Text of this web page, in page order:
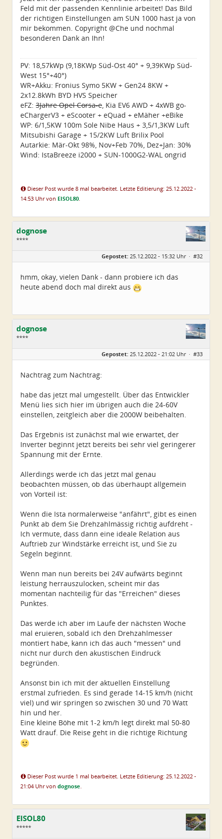
Feld mit der passenden Kennlinie arbeitet! Das Bild
der richtigen Einstellungen am SUN 1000 hast ja von
mir bekommen. Copyright @Che und nochmal
besonderen Dank an Ihn!
PV: 18,57kWp (9,18KWp Süd-Ost 40° + 9,39KWp Süd-
West 15°+40°)
WR+Akku: Fronius Symo 5KW + Gen24 8KW +
2x12.8kWh BYD HVS Speicher
eFZ: 3Jahre Opel Corsa-e, Kia EV6 AWD + 4xWB go-
eChargerV3 + eScooter + eQuad + eMäher +eBike
WP: 6/1,5KW 100m Sole Nibe Haus + 3,5/1,3KW Luft
Mitsubishi Garage + 15/2KW Luft Brilix Pool
Autarkie: Mär-Okt 98%, Nov+Feb 70%, Dez+Jan: 30%
Wind: IstaBreeze i2000 + SUN-1000G2-WAL ongrid
Dieser Post wurde 8 mal bearbeitet. Letzte Editierung: 25.12.2022 -
14:53 Uhr von EISOL80.
dognose
****
Beiträge:
65
Gepostet: 25.12.2022 - 15:32 Uhr · #32
hmm, okay, vielen Dank - dann probiere ich das
heute abend doch mal direkt aus
dognose
****
Geschlecht:
keine Angabe
Beiträge:
65
Gepostet: 25.12.2022 - 21:02 Uhr · #33
Nachtrag zum Nachtrag:
habe das jetzt mal umgestellt. Über das Entwickler
Menü lies sich hier im übrigen auch die 24-60V
einstellen, zeitgleich aber die 2000W beibehalten.
Das Ergebnis ist zunächst mal wie erwartet, der
Inverter beginnt jetzt bereits bei sehr viel geringerer
Spannung mit der Ernte.
Allerdings werde ich das jetzt mal genau
beobachten müssen, ob das überhaupt allgemein
von Vorteil ist:
Wenn die Ista normalerweise "anfährt", gibt es einen
Punkt ab dem Sie Drehzahlmässig richtig aufdreht -
Ich vermute, dass dann eine ideale Relation aus
Auftrieb zur Windstärke erreicht ist, und Sie zu
Segeln beginnt.
Wenn man nun bereits bei 24V aufwärts beginnt
leistung herrauszulocken, scheint mir das
momentan nachteilig für das "Erreichen" dieses
Punktes.
Das werde ich aber im Laufe der nächsten Woche
mal eruieren, sobald ich den Drehzahlmesser
montiert habe, kann ich das auch "messen" und
nicht nur durch den akustischen Eindruck
begründen.
Ansonst bin ich mit der aktuellen Einstellung
erstmal zufrieden. Es sind gerade 14-15 km/h (nicht
viel) und wir springen so zwischen 30 und 70 Watt
hin und her.
Eine kleine Böhe mit 1-2 km/h legt direkt mal 50-80
Watt drauf. Die Reise geht in die richtige Richtung
Dieser Post wurde 1 mal bearbeitet. Letzte Editierung: 25.12.2022 -
21:04 Uhr von dognose
EISOL80
*****